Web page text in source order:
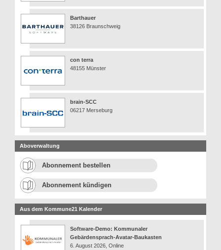
Barthauer
38126 Braunschweig
con terra
48155 Münster
brain-SCC
06217 Merseburg
Aboverwaltung
Abonnement bestellen
Abonnement kündigen
Aus dem Kommune21 Kalender
Software-Demo: Kommunaler
Gebärdensprach-Avatar-Baukasten
6. August 2026, Online